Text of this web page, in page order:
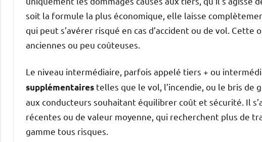
soit la formule la plus économique, elle laisse
qui peut s’avérer risqué en cas d’accident ou de vol.
anciennes ou peu coûteuses.
Le niveau intermédiaire, parfois appelé tiers + ou
supplémentaires telles que le vol, l’incendie, ou le bris de
aux conducteurs souhaitant équilibrer coût et sécurité. Il
récentes ou de valeur moyenne, qui recherchent plus de
gamme tous risques.